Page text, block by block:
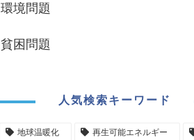
環境問題
貧困問題
人気検索キーワード
地球温暖化 再生可能エネルギー